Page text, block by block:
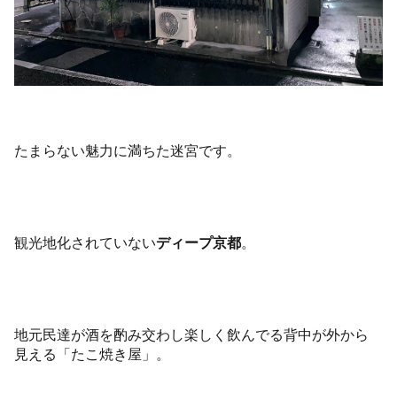
たまらない魅力に満ちた迷宮です。
観光地化されていないディープ京都。
地元民達が酒を酌み交わし楽しく飲んでる背中が外から
見える「たこ焼き屋」。